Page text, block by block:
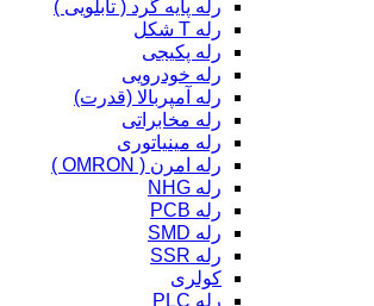
رله پایه گرد ( تابلویی )
رله T شکل
رله پکیجی
رله خودرویی
رله آمپربالا (قدرت)
رله مخابراتی
رله مینیاتوری
رله امرن ( OMRON )
رله NHG
رله PCB
رله SMD
رله SSR
کولری
رله PLC